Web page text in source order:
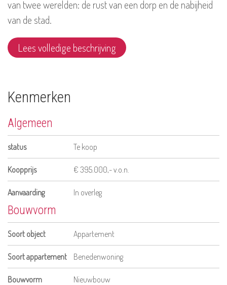
van twee werelden: de rust van een dorp en de nabijheid
van de stad.
Lees volledige beschrijving
Kenmerken
Algemeen
status Te koop
Koopprijs € 395.000,- v.o.n.
Aanvaarding In overleg
Bouwvorm
Soort object Appartement
Soort appartement Benedenwoning
Bouwvorm Nieuwbouw